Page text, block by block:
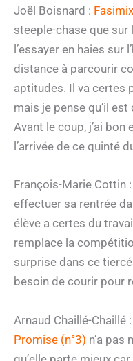
Joël Boisnard :
steeple-chase que sur
l’essayer en haies sur
distance à parcourir
aptitudes. Il va certes
mais je pense qu’il
Avant le coup, j’ai
l’arrivée de ce quinté
François-Marie Cottin
effectuer sa rentrée
élève a certes du
remplace la
surprise dans ce
besoin de courir pour
Arnaud Chaillé-Chaillé
Promise (n°3) n’a pas